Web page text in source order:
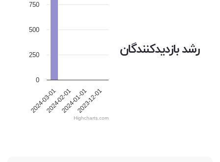
رشد بازدیدکنندگان
2024-03-012024-02-012024-01-012023-12-01
0
250
500
750
Highcharts.com